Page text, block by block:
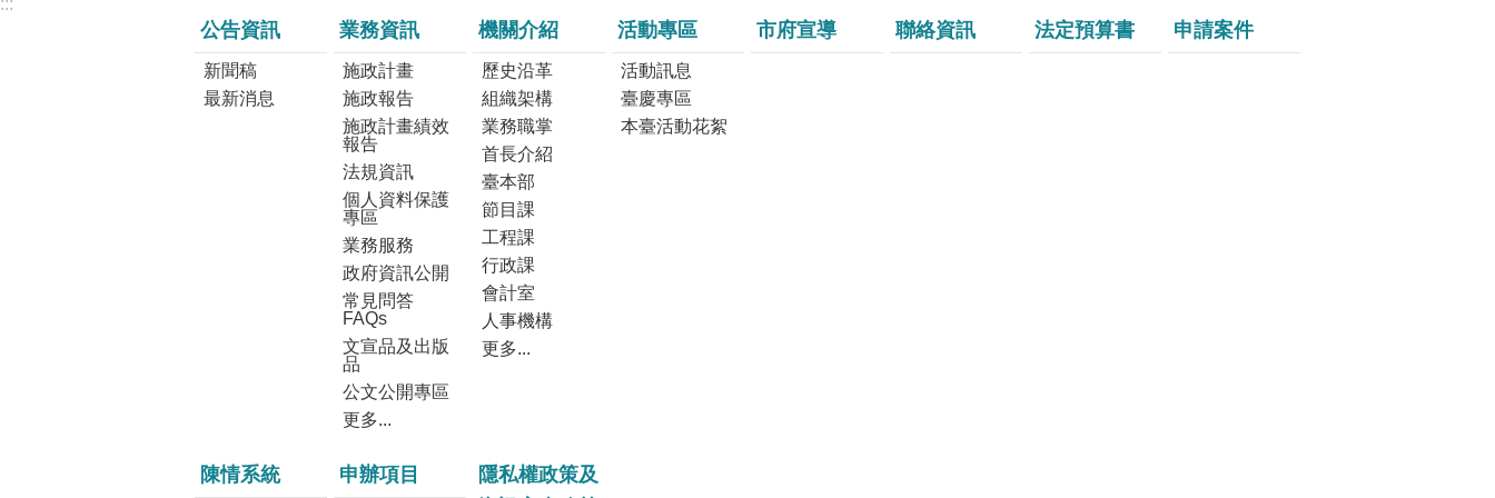
:::
公告資訊
新聞稿
最新消息
業務資訊
施政計畫
施政報告
施政計畫績效
報告
法規資訊
個人資料保護
專區
業務服務
政府資訊公開
常見問答
FAQs
文宣品及出版
品
公文公開專區
更多...
機關介紹
歷史沿革
組織架構
業務職掌
首長介紹
臺本部
節目課
工程課
行政課
會計室
人事機構
更多...
活動專區
活動訊息
臺慶專區
本臺活動花絮
市府宣導 聯絡資訊 法定預算書 申請案件
陳情系統 申辦項目
隱私權政策及